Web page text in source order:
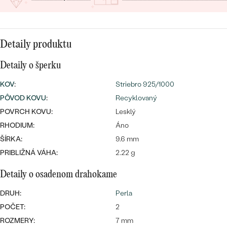
Najpredávanejšie
svadobné
obrúčky
PREZRIEŤ
PLATINA
STRIEBRO
S LAB GROWN DIAMANTMI
S PERLAMI
PODĽA ŠTÝLU
PERSONALIZOVANÉ
SYMBOLICKÉ
MINIMALISTICKÉ
PODĽA PRÍLEŽITOSTI
PODĽA FARBY
LUXUSNÉ
LUXUSNÉ
Detaily produktu
Detaily o šperku
KOV:
Striebro 925/1000
PÔVOD KOVU:
Recyklovaný
POVRCH KOVU:
Lesklý
RHODIUM:
Áno
ŠÍRKA:
9.6 mm
PRIBLIŽNÁ VÁHA:
2.22 g
Detaily o osadenom drahokame
DRUH:
Perla
POČET:
2
ROZMERY:
7 mm